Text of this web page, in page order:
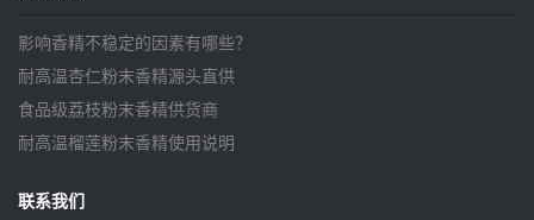
影响香精不稳定的因素有哪些？
耐高温杏仁粉末香精源头直供
食品级荔枝粉末香精供货商
耐高温榴莲粉末香精使用说明
联系我们